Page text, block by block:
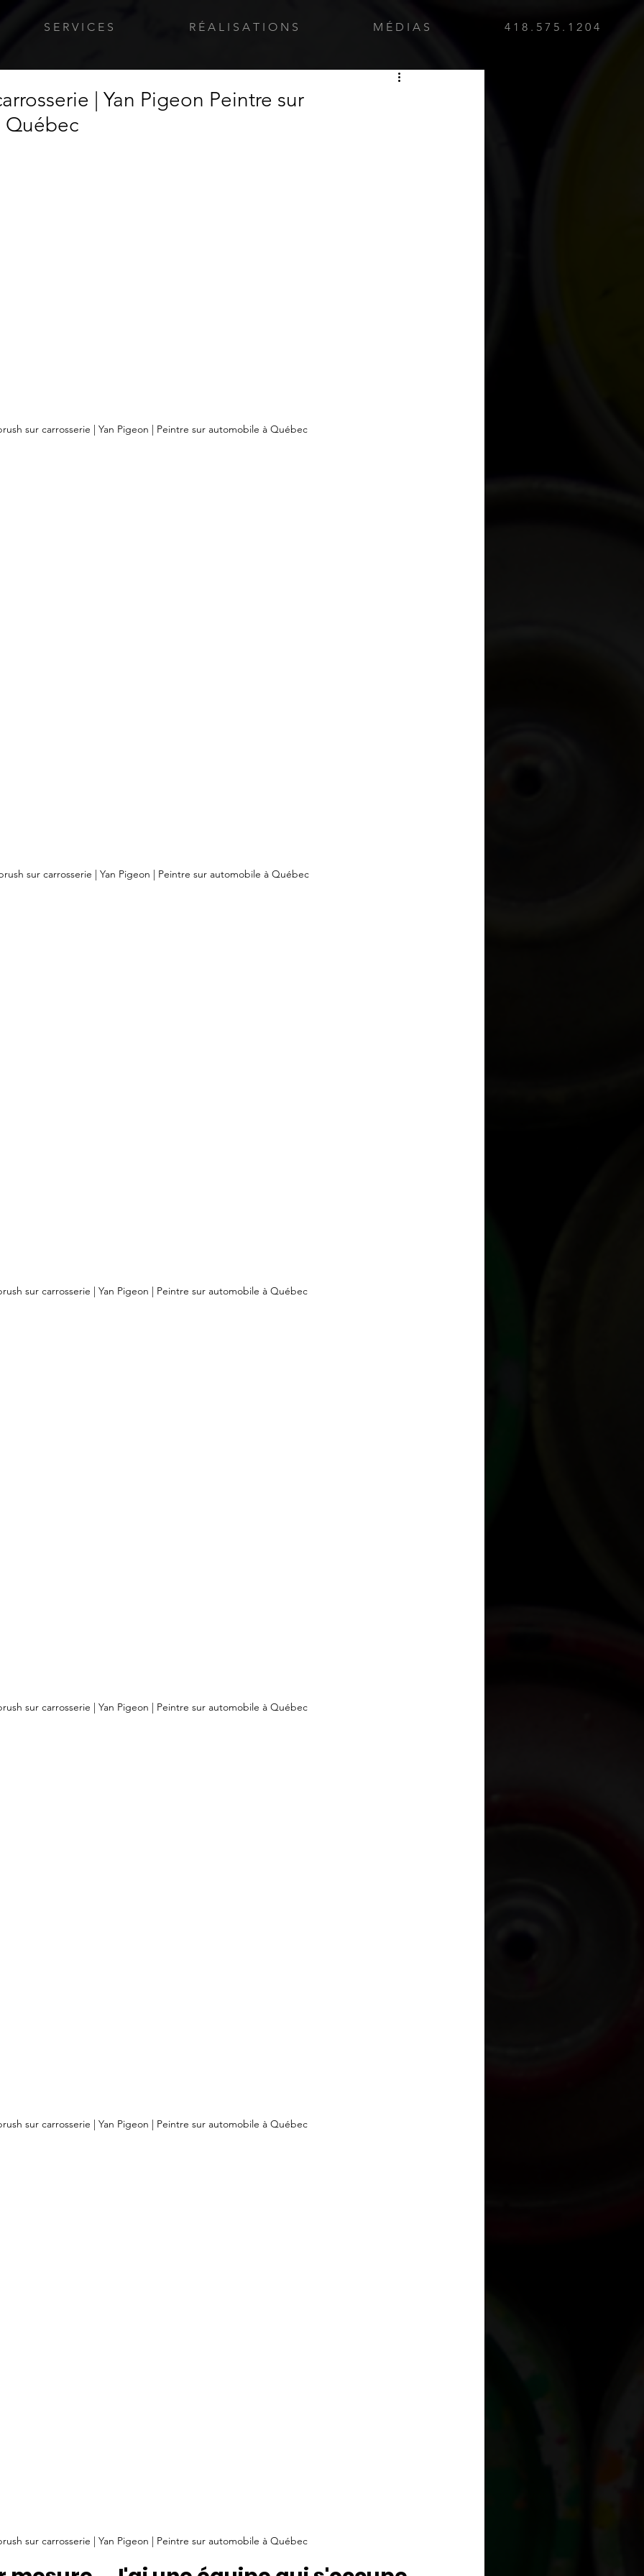
S E R V I C E S R É A L I S A T I O N S M É D I A S 4 1 8 . 5 7 5 . 1 2 0 4
| Yan Pigeon Peintre sur
sur carrosserie | Yan Pigeon | Peintre sur automobile à Québec
sur carrosserie | Yan Pigeon | Peintre sur automobile à Québec
sur carrosserie | Yan Pigeon | Peintre sur automobile à Québec
sur carrosserie | Yan Pigeon | Peintre sur automobile à Québec
sur carrosserie | Yan Pigeon | Peintre sur automobile à Québec
sur carrosserie | Yan Pigeon | Peintre sur automobile à Québec